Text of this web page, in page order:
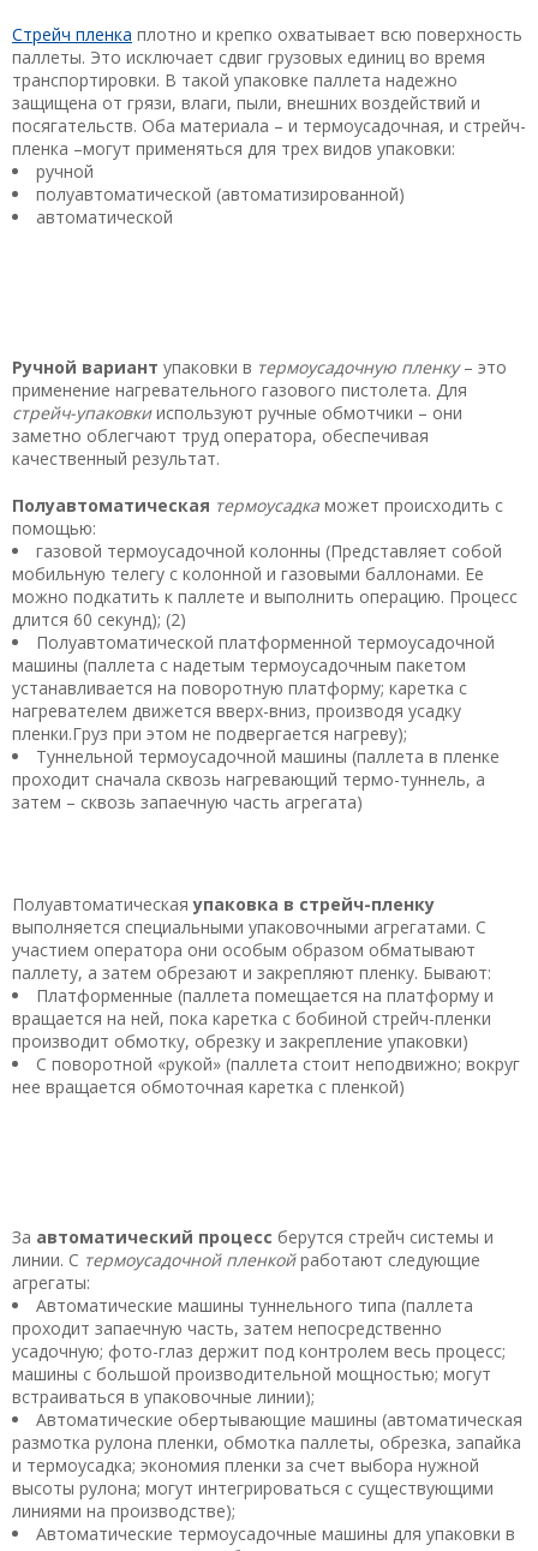
Стрейч пленка плотно и крепко охватывает всю поверхность
паллеты. Это исключает сдвиг грузовых единиц во время
транспортировки. В такой упаковке паллета надежно
защищена от грязи, влаги, пыли, внешних воздействий и
посягательств. Оба материала – и термоусадочная, и стрейч-
пленка –могут применяться для трех видов упаковки:
ручной
полуавтоматической (автоматизированной)
автоматической
Ручной вариант упаковки в термоусадочную пленку– это
применение нагревательного газового пистолета. Для
стрейч-упаковкииспользуют ручные обмотчики – они
заметно облегчают труд оператора, обеспечивая
качественный результат.
Полуавтоматическая термоусадка может происходить с
помощью:
газовой термоусадочной колонны (Представляет собой
мобильную телегу с колонной и газовыми баллонами. Ее
можно подкатить к паллете и выполнить операцию. Процесс
длится 60 секунд); (2)
Полуавтоматической платформенной термоусадочной
машины (паллета с надетым термоусадочным пакетом
устанавливается на поворотную платформу; каретка с
нагревателем движется вверх-вниз, производя усадку
пленки.Груз при этом не подвергается нагреву);
Туннельной термоусадочной машины (паллета в пленке
проходит сначала сквозь нагревающий термо-туннель, а
затем – сквозь запаечную часть агрегата)
Полуавтоматическаяупаковка в стрейч-пленку
выполняется специальными упаковочными агрегатами. С
участием оператора они особым образом обматывают
паллету, а затем обрезают и закрепляют пленку. Бывают:
Платформенные (паллета помещается на платформу и
вращается на ней, пока каретка с бобиной стрейч-пленки
производит обмотку, обрезку и закрепление упаковки)
С поворотной «рукой» (паллета стоит неподвижно; вокруг
нее вращается обмоточная каретка с пленкой)
За автоматический процесс берутся стрейч системы и
линии. С термоусадочной пленкойработают следующие
агрегаты:
Автоматические машины туннельного типа (паллета
проходит запаечную часть, затем непосредственно
усадочную; фото-глаз держит под контролем весь процесс;
машины с большой производительной мощностью; могут
встраиваться в упаковочные линии);
Автоматические обертывающие машины (автоматическая
размотка рулона пленки, обмотка паллеты, обрезка, запайка
и термоусадка; экономия пленки за счет выбора нужной
высоты рулона; могут интегрироваться с существующими
линиями на производстве);
Автоматические термоусадочные машины для упаковки в